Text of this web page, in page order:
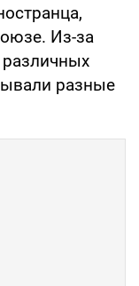
Из-за
разные